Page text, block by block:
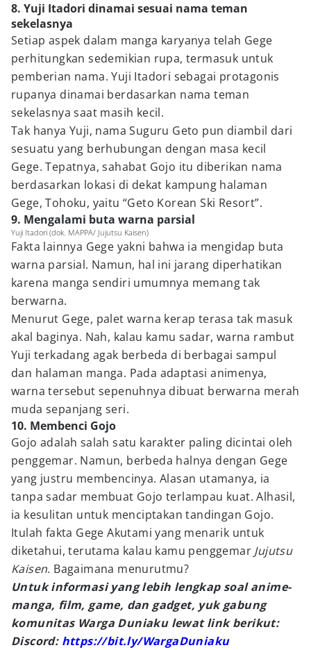
8. Yuji Itadori dinamai sesuai nama teman
sekelasnya
Setiap aspek dalam manga karyanya telah Gege
perhitungkan sedemikian rupa, termasuk untuk
pemberian nama. Yuji Itadori sebagai protagonis
rupanya dinamai berdasarkan nama teman
sekelasnya saat masih kecil.
Tak hanya Yuji, nama Suguru Geto pun diambil dari
sesuatu yang berhubungan dengan masa kecil
Gege. Tepatnya, sahabat Gojo itu diberikan nama
berdasarkan lokasi di dekat kampung halaman
Gege, Tohoku, yaitu “Geto Korean Ski Resort”.
9. Mengalami buta warna parsial
Yuji Itadori (dok. MAPPA/ Jujutsu Kaisen)
Fakta lainnya Gege yakni bahwa ia mengidap buta
warna parsial. Namun, hal ini jarang diperhatikan
karena manga sendiri umumnya memang tak
berwarna.
Menurut Gege, palet warna kerap terasa tak masuk
akal baginya. Nah, kalau kamu sadar, warna rambut
Yuji terkadang agak berbeda di berbagai sampul
dan halaman manga. Pada adaptasi animenya,
warna tersebut sepenuhnya dibuat berwarna merah
muda sepanjang seri.
10. Membenci Gojo
Gojo adalah salah satu karakter paling dicintai oleh
penggemar. Namun, berbeda halnya dengan Gege
yang justru membencinya. Alasan utamanya, ia
tanpa sadar membuat Gojo terlampau kuat. Alhasil,
ia kesulitan untuk menciptakan tandingan Gojo.
Itulah fakta Gege Akutami yang menarik untuk
diketahui, terutama kalau kamu penggemar Jujutsu
Kaisen. Bagaimana menurutmu?
Untuk informasi yang lebih lengkap soal anime-
manga, film, game, dan gadget, yuk gabung
komunitas Warga Duniaku lewat link berikut:
Discord: https://bit.ly/WargaDuniaku